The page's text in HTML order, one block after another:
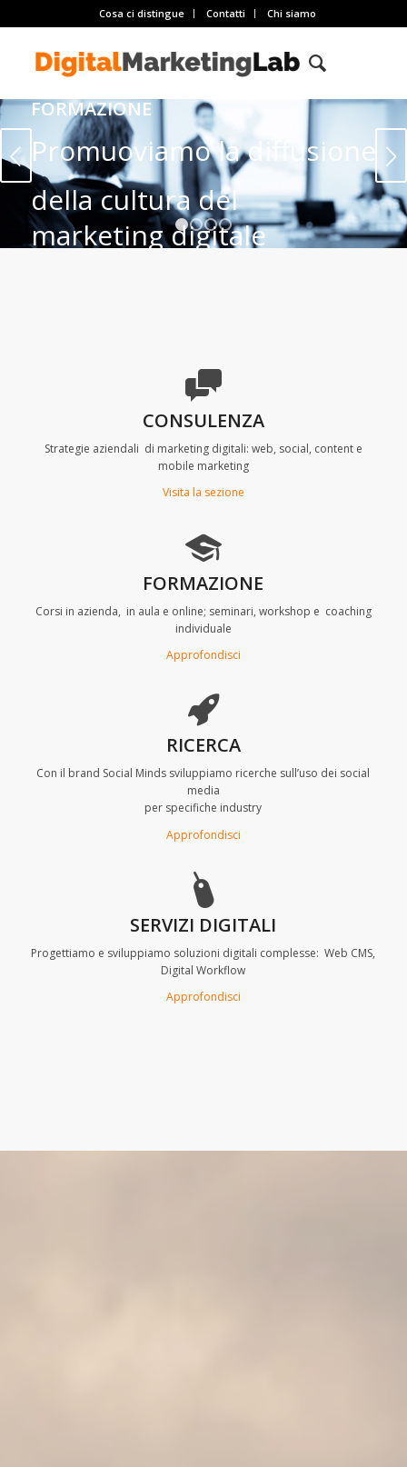
Cosa ci distingue Contatti Chi siamo
FORMAZIONE
Promuoviamo la diffusione
della cultura del
marketing digitale
Succ
1 2 3 4
CONSULENZA
Strategie aziendali di marketing digitali: web, social, content e
mobile marketing
Visita la sezione
FORMAZIONE
Corsi in azienda, in aula e online; seminari, workshop e coaching
individuale
Approfondisci
RICERCA
Con il brand Social Minds sviluppiamo ricerche sull’uso dei social
media
per specifiche industry
Approfondisci
SERVIZI DIGITALI
Progettiamo e sviluppiamo soluzioni digitali complesse: Web CMS,
Digital Workflow
Approfondisci